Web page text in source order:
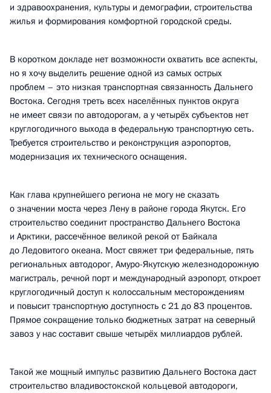
и здравоохранения, культуры и демографии, строительства
жилья и формирования комфортной городской среды.
В коротком докладе нет возможности охватить все аспекты,
но я хочу выделить решение одной из самых острых
проблем – это низкая транспортная связанность Дальнего
Востока. Сегодня треть всех населённых пунктов округа
не имеет связи по автодорогам, а у четырёх субъектов нет
круглогодичного выхода в федеральную транспортную сеть.
Требуется строительство и реконструкция аэропортов,
модернизация их технического оснащения.
Как глава крупнейшего региона не могу не сказать
о значении моста через Лену в районе города Якутск. Его
строительство соединит пространство Дальнего Востока
и Арктики, рассечённое великой рекой от Байкала
до Ледовитого океана. Мост свяжет три федеральные, пять
региональных автодорог, Амуро-Якутскую железнодорожную
магистраль, речной порт и международный аэропорт, откроет
круглогодичный доступ к колоссальным месторождениям
и повысит транспортную доступность с 21 до 83 процентов.
Прямое сокращение только бюджетных затрат на северный
завоз у нас составит свыше четырёх миллиардов рублей.
Такой же мощный импульс развитию Дальнего Востока даст
строительство владивостокской кольцевой автодороги,